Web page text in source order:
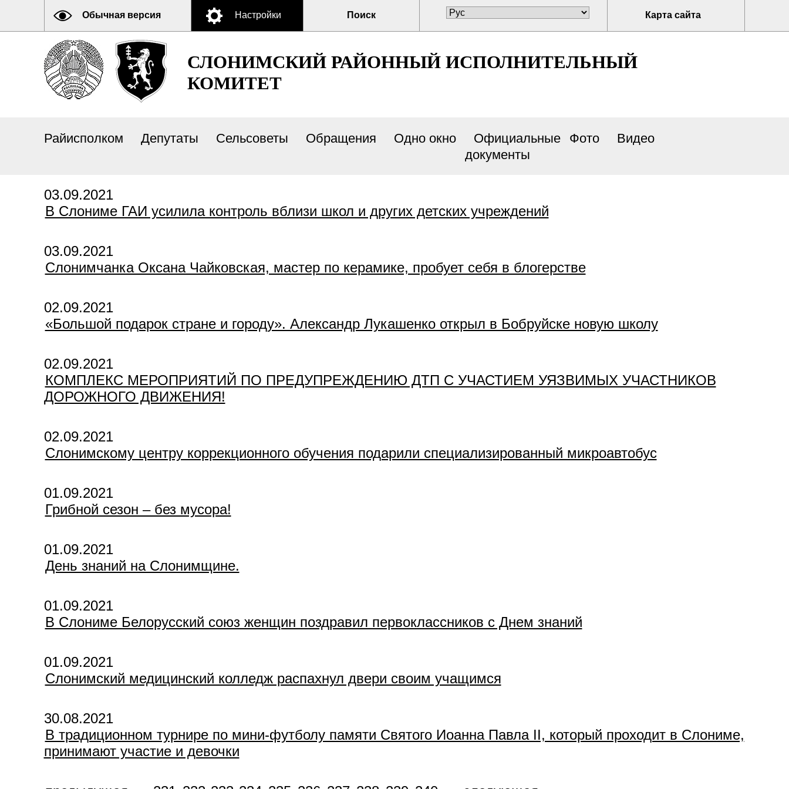
Обычная версия Настройки Поиск Карта сайта
СЛОНИМСКИЙ РАЙОННЫЙ ИСПОЛНИТЕЛЬНЫЙ
КОМИТЕТ
Райисполком Депутаты Сельсоветы Обращения Одно окно
Официальные
документы
Фото Видео
03.09.2021
В Слониме ГАИ усилила контроль вблизи школ и других детских учреждений
03.09.2021
Слонимчанка Оксана Чайковская, мастер по керамике, пробует себя в блогерстве
02.09.2021
«Большой подарок стране и городу». Александр Лукашенко открыл в Бобруйске новую школу
02.09.2021
КОМПЛЕКС МЕРОПРИЯТИЙ ПО ПРЕДУПРЕЖДЕНИЮ ДТП С УЧАСТИЕМ УЯЗВИМЫХ УЧАСТНИКОВ
ДОРОЖНОГО ДВИЖЕНИЯ!
02.09.2021
Слонимскому центру коррекционного обучения подарили специализированный микроавтобус
01.09.2021
Грибной сезон – без мусора!
01.09.2021
День знаний на Слонимщине.
01.09.2021
В Слониме Белорусский союз женщин поздравил первоклассников с Днем знаний
01.09.2021
Слонимский медицинский колледж распахнул двери своим учащимся
30.08.2021
В традиционном турнире по мини-футболу памяти Святого Иоанна Павла II, который проходит в Слониме,
принимают участие и девочки